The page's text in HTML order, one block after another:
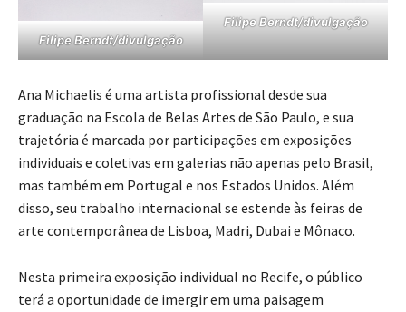
Filipe Berndt/divulgação
Filipe Berndt/divulgação
Ana Michaelis é uma artista profissional desde sua
graduação na Escola de Belas Artes de São Paulo, e sua
trajetória é marcada por participações em exposições
individuais e coletivas em galerias não apenas pelo Brasil,
mas também em Portugal e nos Estados Unidos. Além
disso, seu trabalho internacional se estende às feiras de
arte contemporânea de Lisboa, Madri, Dubai e Mônaco.
Nesta primeira exposição individual no Recife, o público
terá a oportunidade de imergir em uma paisagem